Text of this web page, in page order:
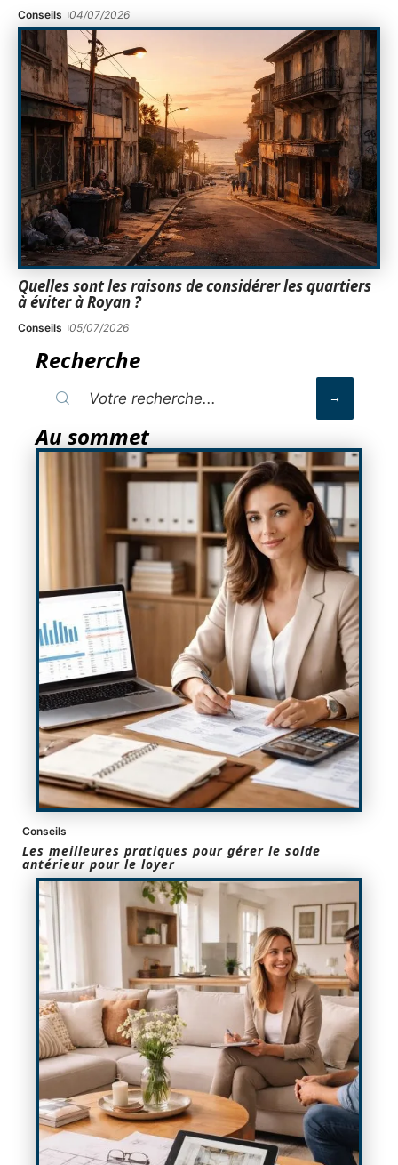
Conseils 04/07/2026
Quelles sont les raisons de considérer les quartiers
à éviter à Royan ?
Conseils 05/07/2026
Recherche
Au sommet
Conseils
Les meilleures pratiques pour gérer le solde
antérieur pour le loyer